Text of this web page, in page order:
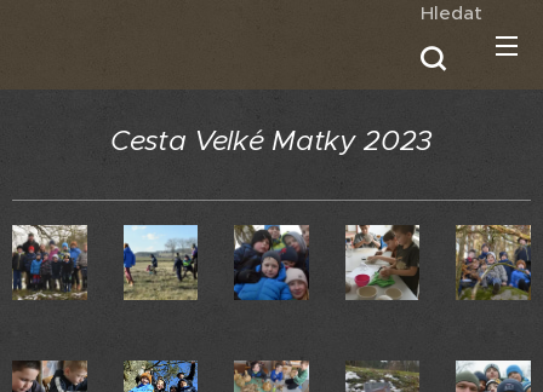
Hledat
Cesta Velké Matky 2023